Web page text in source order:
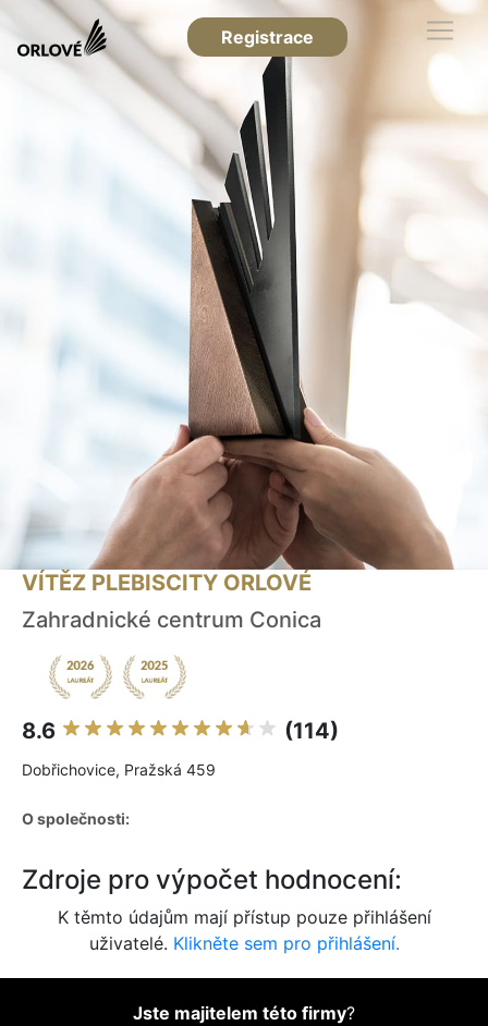
Registrace
VÍTĚZ PLEBISCITY ORLOVÉ
Zahradnické centrum Conica
8.6 (114)
Dobřichovice, Pražská 459
O společnosti:
Zdroje pro výpočet hodnocení:
K těmto údajům mají přístup pouze přihlášení
uživatelé. Klikněte sem pro přihlášení.
Jste majitelem této firmy?